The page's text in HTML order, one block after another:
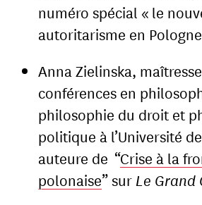
numéro spécial « le
autoritarisme en
Anna Zielinska,
conférences en
philosophie du droit et
politique à l’Université
auteure de “Crise à la
polonaise” sur Le